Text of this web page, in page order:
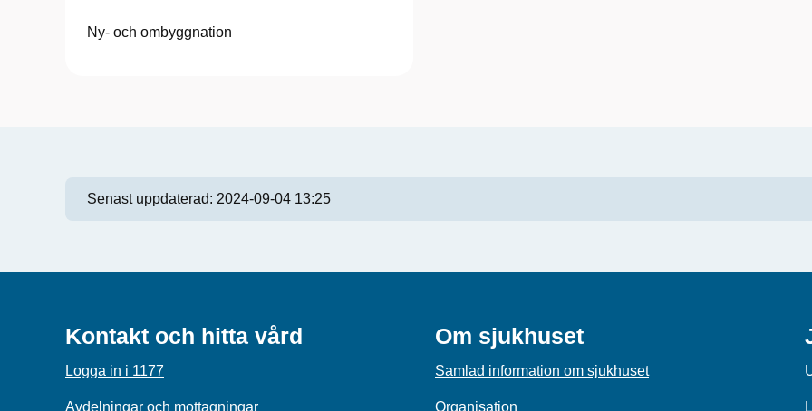
Ny- och ombyggnation
Senast uppdaterad: 2024-09-04 13:25
Kontakt och hitta vård
Logga in i 1177
Avdelningar och mottagningar
Om sjukhuset
Samlad information om sjukhuset
Organisation